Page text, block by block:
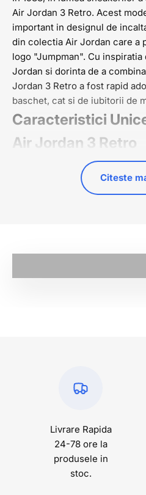
Air Jordan 3 Retro. Acest
important in designul de
din colectia Air Jordan care a
logo "Jumpman". Cu
Jordan si dorinta de a
Jordan 3 Retro a fost rapid
baschet, cat si de iubitorii de
Caracteristici
Air Jordan 3 Retro
Ceea ce face modelul de
adevarat un model special
logo-ul gravat si la desingul
Air Jordan 3: Un
Cu toate acestea, cel mai
este design-ul sau, care a
Daca esti in cautarea unei
combina istoria, stilul si
este alegerea perfecta.
Explora colectia noastra Air
Citeste
Livrare Rapida
24-78 ore la
produsele in
stoc.